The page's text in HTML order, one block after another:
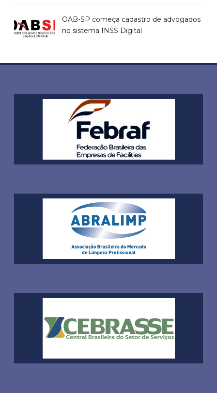
OAB-SP começa cadastro de advogados
no sistema INSS Digital